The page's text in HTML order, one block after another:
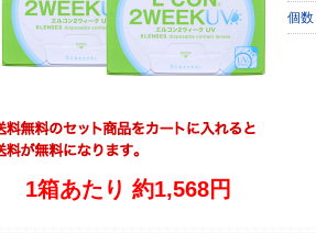
1箱あたり 約1,568円
個数